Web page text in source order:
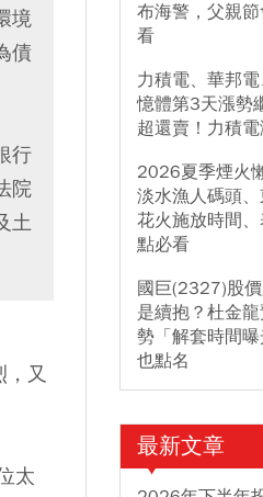
境
債
行
院
土
又
太
布海警，父親
看
力積電、華邦
憶體第3天漲勢
超還賣！力積
2026夏季煙火
淡水漁人碼頭
花火施放時間
點必看
國巨(2327)股
是續抱？杜金
勢「解套時間
也點名
最新文章